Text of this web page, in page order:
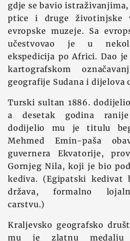
gdje se bavio
ptice i druge
evropske muzeje. Sa
učestvovao je u
ekspedicija po Africi. Dao
kartografskom
geografije Sudana i dijelova
Turski sultan 1886.
a desetak godina
dodijelio mu je titulu
Mehmed Emin-paša
guvernera Ekvatorije,
Gornjeg Nila, koji je bio
kediva. (Egipatski kedivat
država, formalno
carstvu.)
Kraljevsko geografsko
mu je zlatnu